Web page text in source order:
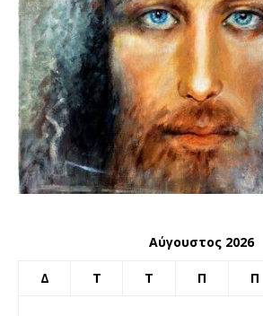
Αύγουστος 2026
Δ Τ Τ Π Π